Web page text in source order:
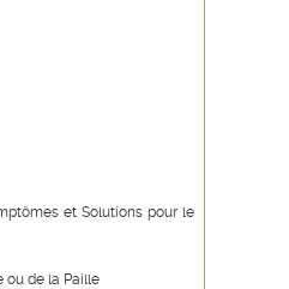
et Solutions pour le
ou de la Paille